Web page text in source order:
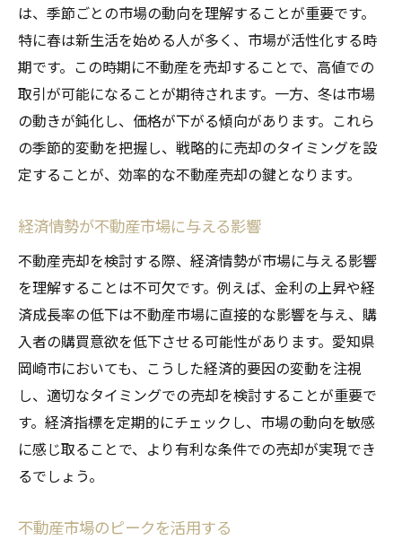
は、季節ごとの市場の動向を理解することが重要です。
特に春は新生活を始める人が多く、市場が活性化する時
期です。この時期に不動産を売却することで、高値での
取引が可能になることが期待されます。一方、冬は市場
の動きが鈍化し、価格が下がる傾向があります。これら
の季節的変動を把握し、戦略的に売却のタイミングを設
定することが、効率的な不動産売却の鍵となります。
経済情勢が不動産市場に与える影響
不動産売却を検討する際、経済情勢が市場に与える影響
を理解することは不可欠です。例えば、金利の上昇や経
済成長率の低下は不動産市場に直接的な影響を与え、購
入者の購買意欲を低下させる可能性があります。愛知県
岡崎市においても、こうした経済的要因の変動を注視
し、適切なタイミングでの売却を検討することが重要で
す。経済指標を定期的にチェックし、市場の動向を敏感
に感じ取ることで、より有利な条件での売却が実現でき
るでしょう。
不動産市場のピークを活用する